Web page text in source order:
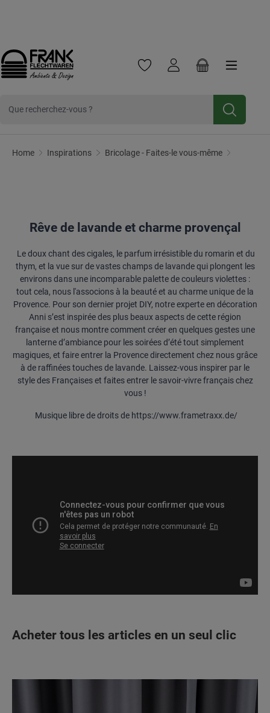
Vous avez 0 articles dans votre
Le panier
Home Inspirations Bricolage - Faites-le vous-même
DIY rêve de lavande et ambiance provençale
Rêve de lavande et charme provençal
Le doux chant des cigales, le parfum irrésistible du romarin et du
thym, et la vue sur de vastes champs de lavande qui plongent les
environs dans une incomparable palette de couleurs violettes :
tout cela, nous l'associons à la beauté et au charme unique de la
Provence. Pour son dernier projet DIY, notre experte en décoration
Anni s’est inspirée des plus beaux aspects de cette région
française et nous montre comment créer en quelques gestes une
lanterne d’ambiance pour les soirées d’été tout simplement
magiques, et faire entrer la Provence directement chez nous grâce
à de raffinées touches de lavande. Laissez-vous inspirer par le
style des Françaises et faites entrer le savoir-vivre français chez
vous !
Musique libre de droits de https://www.frametraxx.de/
Acheter tous les articles en un seul clic